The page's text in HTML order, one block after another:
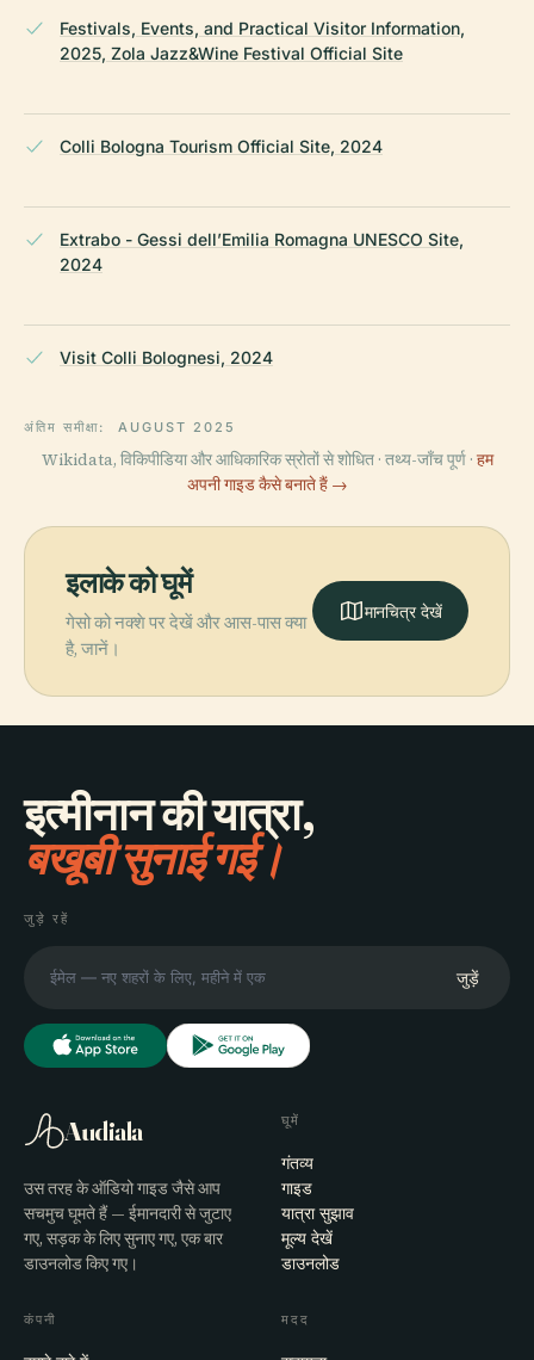
Festivals, Events, and Practical Visitor Information,
2025, Zola Jazz&Wine Festival Official Site
Colli Bologna Tourism Official Site, 2024
Extrabo - Gessi dell’Emilia Romagna UNESCO Site,
2024
Visit Colli Bolognesi, 2024
अंतिम समीक्षा: AUGUST 2025
Wikidata, विकिपीडिया और आधिकारिक स्रोतों से शोधित · तथ्य-जाँच पूर्ण · हम
अपनी गाइड कैसे बनाते हैं →
इलाके को घूमें
गेसो को नक्शे पर देखें और आस-पास क्या
है, जानें।
मानचित्र देखें
इत्मीनान की यात्रा,
बखूबी सुनाई गई।
जुड़े रहें
जुड़ें
Audiala
उस तरह के ऑडियो गाइड जैसे आप
सचमुच घूमते हैं — ईमानदारी से जुटाए
गए, सड़क के लिए सुनाए गए, एक बार
डाउनलोड किए गए।
घूमें
गंतव्य
गाइड
यात्रा सुझाव
मूल्य देखें
डाउनलोड
कंपनी मदद